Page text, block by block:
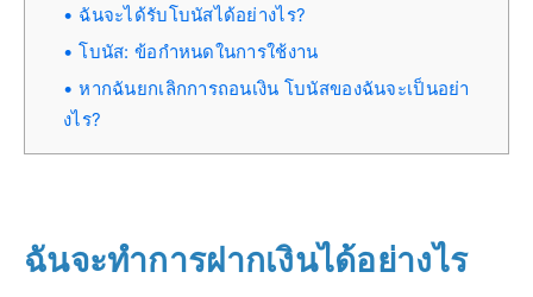
ฉันจะได้รับโบนัสได้อย่างไร?
โบนัส: ข้อกำหนดในการใช้งาน
หากฉันยกเลิกการถอนเงิน โบนัสของฉันจะเป็นอย่า
งไร?
ฉันจะทำการฝากเงินได้อย่างไร